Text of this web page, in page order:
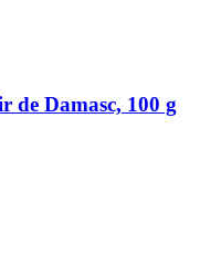
de Damasc, 100 g